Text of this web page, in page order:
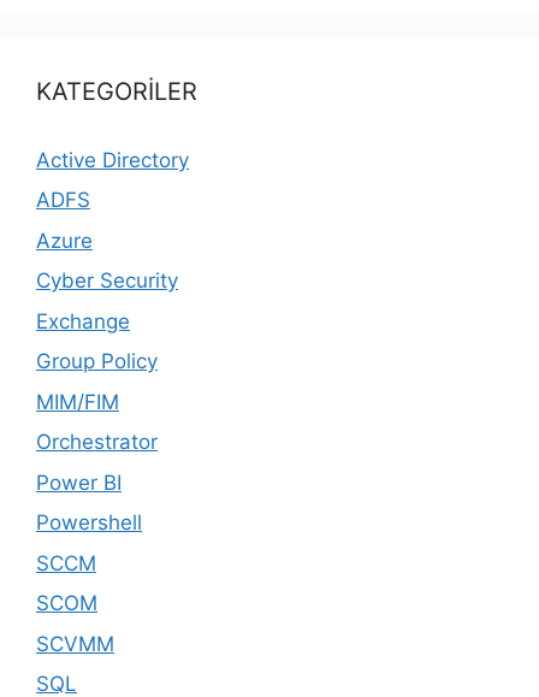
KATEGORİLER
Active Directory
ADFS
Azure
Cyber Security
Exchange
Group Policy
MIM/FIM
Orchestrator
Power BI
Powershell
SCCM
SCOM
SCVMM
SQL